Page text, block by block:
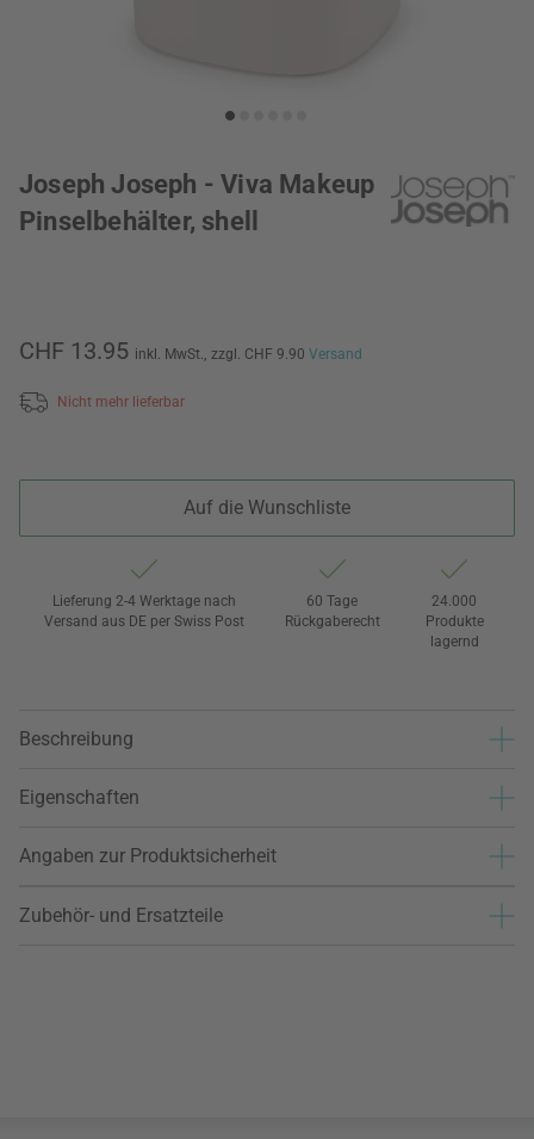
Joseph Joseph - Viva Makeup
Pinselbehälter, shell
CHF 13.95 inkl. MwSt., zzgl. CHF 9.90 Versand
Nicht mehr lieferbar
Auf die Wunschliste
Lieferung 2-4 Werktage nach
Versand aus DE per Swiss Post
60 Tage
Rückgaberecht
24.000
Produkte
lagernd
Beschreibung
Eigenschaften
Angaben zur Produktsicherheit
Zubehör- und Ersatzteile